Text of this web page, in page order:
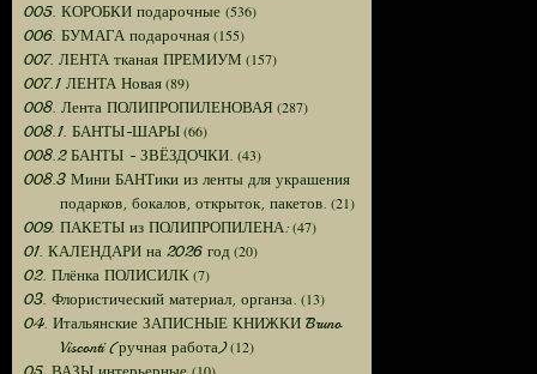
005. КОРОБКИ подарочные (536)
006. БУМАГА подарочная(155)
007. ЛЕНТА тканая ПРЕМИУМ (157)
007.1 ЛЕНТА Новая(89)
008. Лента ПОЛИПРОПИЛЕНОВАЯ (287)
008.1. БАНТЫ-ШАРЫ(66)
008.2 БАНТЫ - ЗВЁЗДОЧКИ. (43)
008.3 Мини БАНТики из ленты для украшения
подарков, бокалов, открыток, пакетов. (21)
009. ПАКЕТЫ из ПОЛИПРОПИЛЕНА:(47)
01. КАЛЕНДАРИ на 2026 год (20)
02. Плёнка ПОЛИСИЛК(7)
03. Флористический материал, органза. (13)
04. Итальянские ЗАПИСНЫЕ КНИЖКИ Bruno
Visconti (ручная работа)(12)